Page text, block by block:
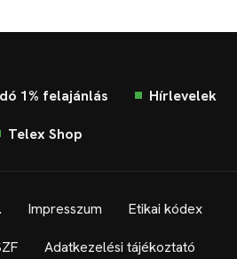
1% felajánlás Hírlevelek
Telex Shop
Impresszum Etikai kódex
Adatkezelési tájékoztató